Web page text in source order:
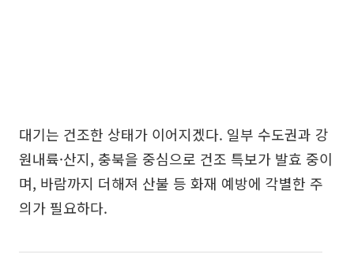
대기는 건조한 상태가 이어지겠다. 일부 수도권과 강
원내륙·산지, 충북을 중심으로 건조 특보가 발효 중이
며, 바람까지 더해져 산불 등 화재 예방에 각별한 주
의가 필요하다.